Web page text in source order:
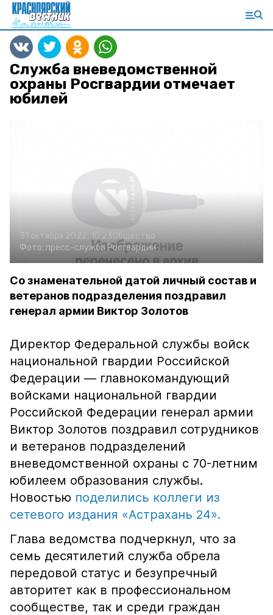
Служба вневедомственной
охраны Росгвардии отмечает
юбилей
31 октября 2022, 10:23Общество
Фото: пресс-служба Росгвардии
Со знаменательной датой личный состав и
ветеранов подразделения поздравил
генерал армии Виктор Золотов
Директор Федеральной службы войск
национальной гвардии Российской
Федерации — главнокомандующий
войсками национальной гвардии
Российской Федерации генерал армии
Виктор Золотов поздравил сотрудников
и ветеранов подразделений
вневедомственной охраны с 70-летним
юбилеем образования службы.
Новостью поделились коллеги из
сетевого издания «Астрахань 24».
Глава ведомства подчеркнул, что за
семь десятилетий служба обрела
передовой статус и безупречный
авторитет как в профессиональном
сообществе, так и среди граждан